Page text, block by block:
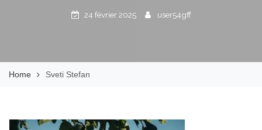
24 février 2025 user54gff
Home Sveti Stefan